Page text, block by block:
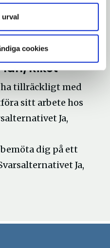
urval
cookies
län/Riket
tillräckligt med
sitt arbete hos
Ja,
dig på ett
Ja,